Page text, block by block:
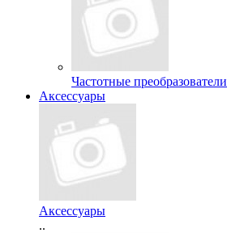
Частотные преобразователи
Аксессуары
Аксессуары
..